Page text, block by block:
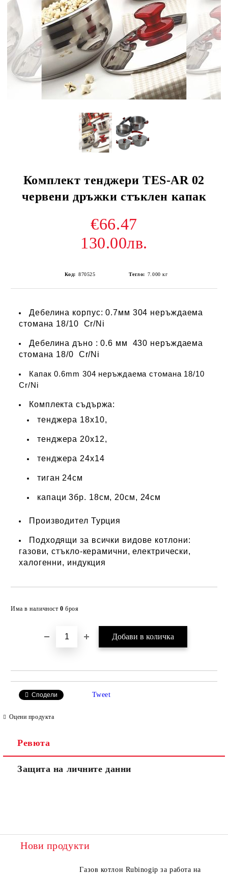
Комплект тенджери TЕS-AR 02
червени дръжки стъклен капак
€66.47
130.00лв.
Код: 870525 Тегло: 7.000 кг
Дебелина корпус: 0.7мм 304 неръждаема
стомана 18/10 Cr/Ni
Дебелина дъно : 0.6 мм 430 неръждаема
стомана 18/0 Cr/Ni
Капак 0.6mm 304 неръждаема стомана 18/10
Cr/Ni
Комплекта съдържа:
тенджера 18x10,
тенджера 20x12,
тенджера 24x14
тиган 24см
капаци 3бр. 18см, 20см, 24см
Производител Турция
Подходящи за всички видове котлони:
газови, стъкло-керамични, електрически,
халогенни, индукция
Има в наличност 0 броя
Сподели Tweet
Оцени продукта
Ревюта
Защита на личните данни
Нови продукти
Газов котлон Rubinogip за работа на